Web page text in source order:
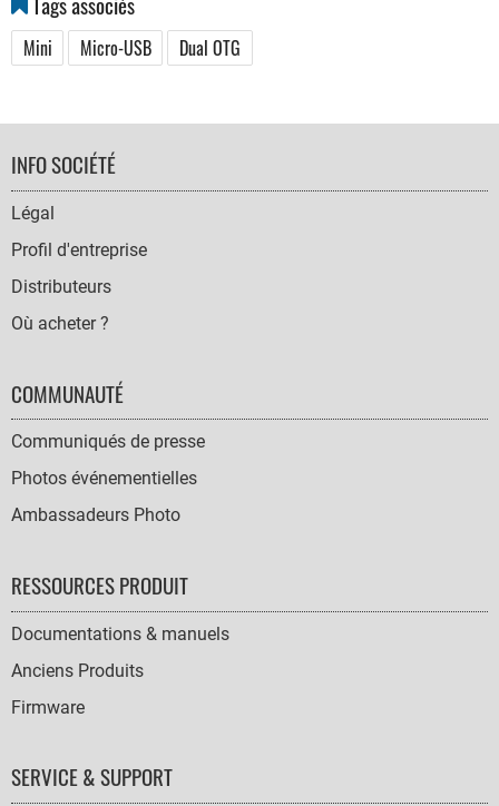
Mini Micro-USB Dual OTG
FOOTER
NAVIGATION
INFO SOCIÉTÉ
Légal
Profil d'entreprise
Distributeurs
Où acheter ?
COMMUNAUTÉ
Communiqués de presse
Photos événementielles
Ambassadeurs Photo
RESSOURCES PRODUIT
Documentations & manuels
Anciens Produits
Firmware
SERVICE & SUPPORT